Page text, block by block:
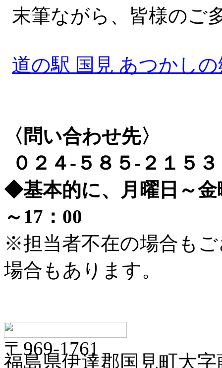
末筆ながら、皆様のご
道の駅 国見 あつかしの
〈問い合わせ先〉
０２４‐５８５‐２１５
◆基本的に、月曜日～
～ 17 ： 00
※担当者不在の場合も
場合もあります。
〒969-1761
福島県伊達郡国見町大